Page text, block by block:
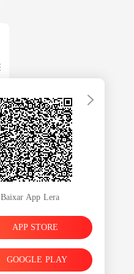
Baixar App Lera
APP STORE
GOOGLE PLAY